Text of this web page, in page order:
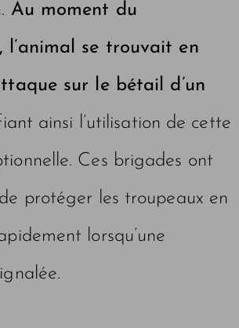
Au moment du
l’animal se trouvait en
sur le bétail d’un
ainsi l’utilisation de cette
Ces brigades ont
protéger les troupeaux en
lorsqu’une